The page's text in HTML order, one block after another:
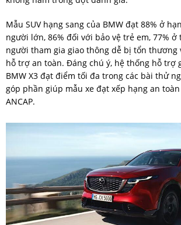
Mẫu SUV hạng sang của BMW đạt 88% ở
người lớn, 86% đối với bảo vệ trẻ em, 77% ở
người tham gia giao thông dễ bị tổn thương
hỗ trợ an toàn. Đáng chú ý, hệ thống hỗ trợ
BMW X3 đạt điểm tối đa trong các bài thử
góp phần giúp mẫu xe đạt xếp hạng an
ANCAP.